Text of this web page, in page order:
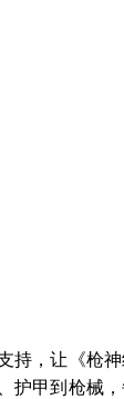
持，让《枪
护甲到枪械